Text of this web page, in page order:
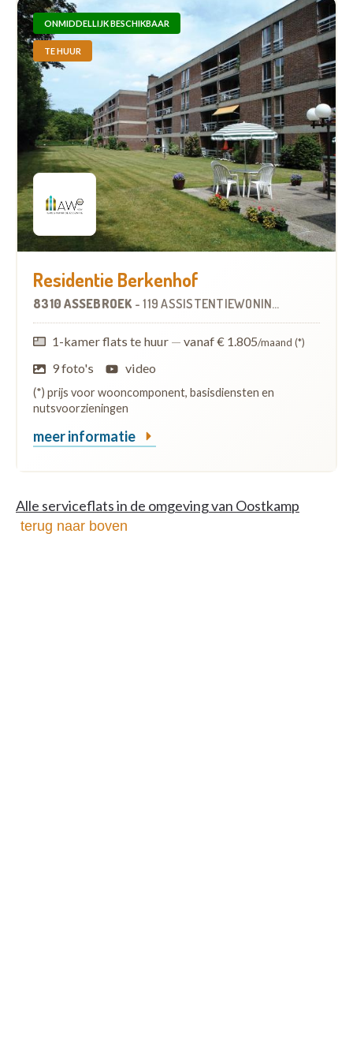
ONMIDDELLIJK BESCHIKBAAR
TE HUUR
Residentie Berkenhof
8310 ASSEBROEK -119 ASSISTENTIEWONINGEN
1-kamer flats te huur — vanaf € 1.805/maand (*)
9 foto's video
(*) prijs voor wooncomponent, basisdiensten en
nutsvoorzieningen
meer informatie
Alle serviceflats in de omgeving van Oostkamp
terug naar boven